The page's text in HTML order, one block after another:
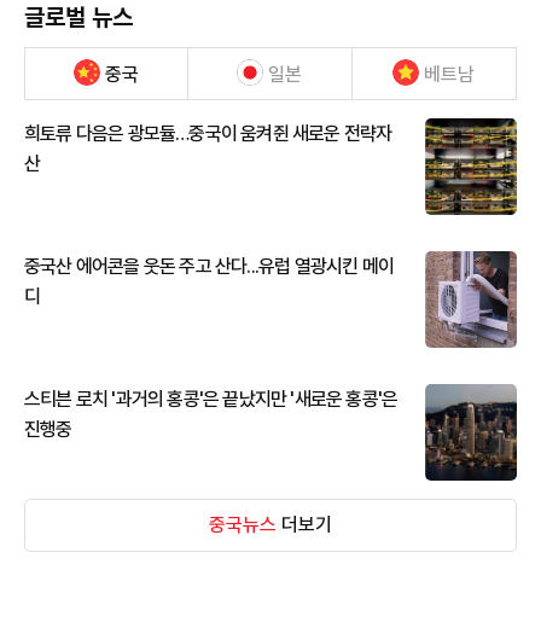
글로벌 뉴스
중국 일본 베트남
희토류 다음은 광모듈…중국이 움켜쥔 새로운 전략자
산
중국산 에어콘을 웃돈 주고 산다...유럽 열광시킨 메이
디
스티븐 로치 '과거의 홍콩'은 끝났지만 '새로운 홍콩'은
진행중
중국뉴스 더보기